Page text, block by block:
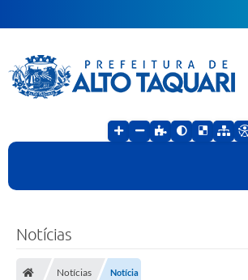
Notícias
Notícias Notícia